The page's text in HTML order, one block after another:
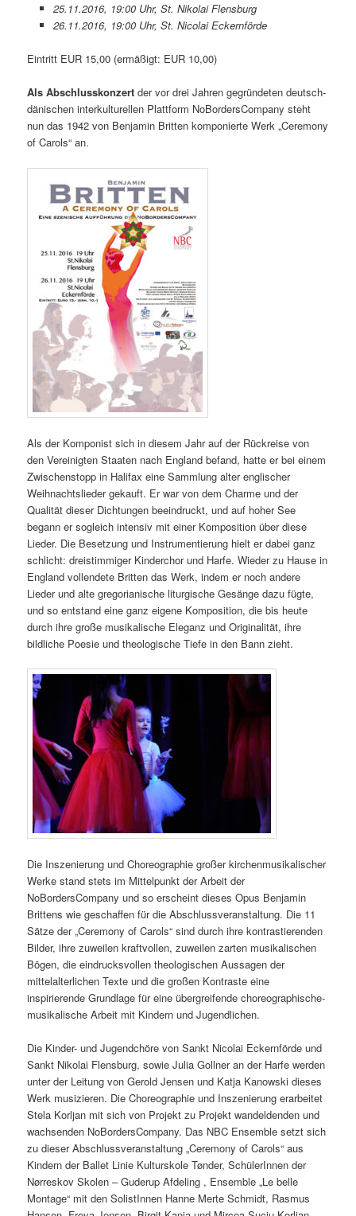
25.11.2016, 19:00 Uhr, St. Nikolai Flensburg
26.11.2016, 19:00 Uhr, St. Nicolai Eckernförde
Eintritt EUR 15,00 (ermäßigt: EUR 10,00)
Als Abschlusskonzert der vor drei Jahren gegründeten deutsch-
dänischen interkulturellen Plattform NoBordersCompany steht
nun das 1942 von Benjamin Britten komponierte Werk „Ceremony
of Carols“ an.
Als der Komponist sich in diesem Jahr auf der Rückreise von
den Vereinigten Staaten nach England befand, hatte er bei einem
Zwischenstopp in Halifax eine Sammlung alter englischer
Weihnachtslieder gekauft. Er war von dem Charme und der
Qualität dieser Dichtungen beeindruckt, und auf hoher See
begann er sogleich intensiv mit einer Komposition über diese
Lieder. Die Besetzung und Instrumentierung hielt er dabei ganz
schlicht: dreistimmiger Kinderchor und Harfe. Wieder zu Hause in
England vollendete Britten das Werk, indem er noch andere
Lieder und alte gregorianische liturgische Gesänge dazu fügte,
und so entstand eine ganz eigene Komposition, die bis heute
durch ihre große musikalische Eleganz und Originalität, ihre
bildliche Poesie und theologische Tiefe in den Bann zieht.
Die Inszenierung und Choreographie großer kirchenmusikalischer
Werke stand stets im Mittelpunkt der Arbeit der
NoBordersCompany und so erscheint dieses Opus Benjamin
Brittens wie geschaffen für die Abschlussveranstaltung. Die 11
Sätze der „Ceremony of Carols“ sind durch ihre kontrastierenden
Bilder, ihre zuweilen kraftvollen, zuweilen zarten musikalischen
Bögen, die eindrucksvollen theologischen Aussagen der
mittelalterlichen Texte und die großen Kontraste eine
inspirierende Grundlage für eine übergreifende choreographische-
musikalische Arbeit mit Kindern und Jugendlichen.
Die Kinder- und Jugendchöre von Sankt Nicolai Eckernförde und
Sankt Nikolai Flensburg, sowie Julia Gollner an der Harfe werden
unter der Leitung von Gerold Jensen und Katja Kanowski dieses
Werk musizieren. Die Choreographie und Inszenierung erarbeitet
Stela Korljan mit sich von Projekt zu Projekt wandeldenden und
wachsenden NoBordersCompany. Das NBC Ensemble setzt sich
zu dieser Abschlussveranstaltung „Ceremony of Carols“ aus
Kindern der Ballet Linie Kulturskole Tønder, SchülerInnen der
Nørreskov Skolen – Guderup Afdeling , Ensemble „Le belle
Montage“ mit den SolistInnen Hanne Merte Schmidt, Rasmus